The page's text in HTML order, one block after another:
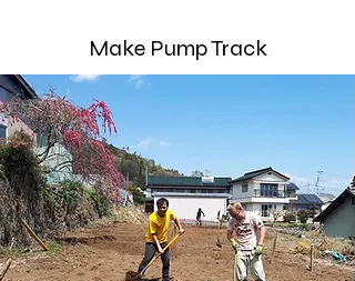
Make Pump Track